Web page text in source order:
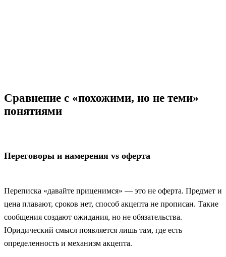
Сравнение с «похожими, но не теми»
понятиями
Переговоры и намерения vs оферта
Переписка «давайте приценимся» — это не оферта. Предмет и
цена плавают, сроков нет, способ акцепта не прописан. Такие
сообщения создают ожидания, но не обязательства.
Юридический смысл появляется лишь там, где есть
определенность и механизм акцепта.